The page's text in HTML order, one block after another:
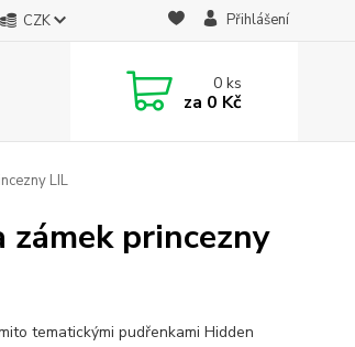
CZK Přihlášení
0ks
za 0 Kč
LIL
zámek princezny
tematickými pudřenkami Hidden